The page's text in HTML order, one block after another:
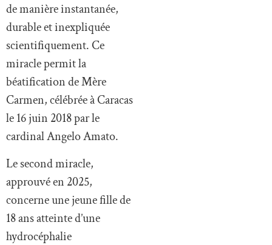
de manière instantanée,
durable et inexpliquée
scientifiquement. Ce
miracle permit la
béatification de Mère
Carmen, célébrée à Caracas
le 16 juin 2018 par le
cardinal Angelo Amato.
Le second miracle,
approuvé en 2025,
concerne une jeune fille de
18 ans atteinte d’une
hydrocéphalie